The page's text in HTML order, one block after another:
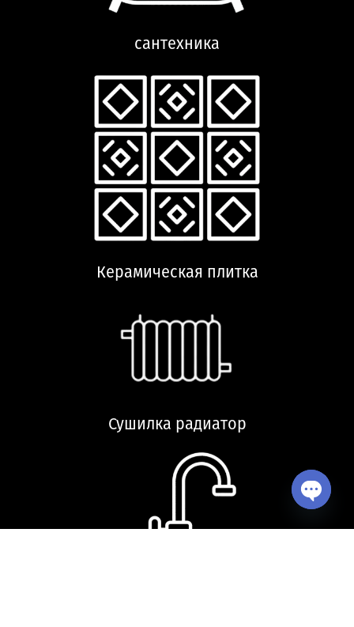
сантехника
Керамическая плитка
Сушилка радиатор